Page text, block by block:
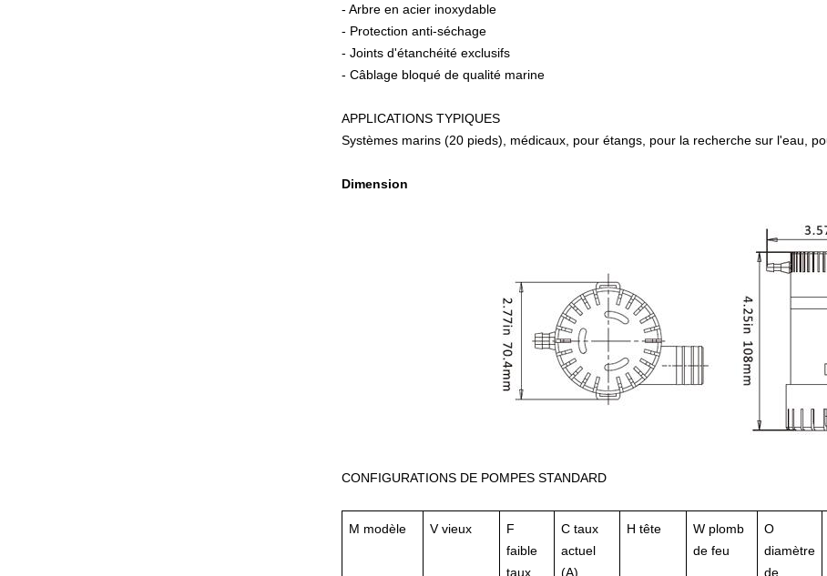
- Arbre en acier inoxydable
- Protection anti-séchage
- Joints d'étanchéité exclusifs
- Câblage bloqué de qualité marine
APPLICATIONS TYPIQUES
Systèmes marins (20 pieds), médicaux, pour étangs, pour la recherche sur l'eau,
Dimension
CONFIGURATIONS DE POMPES STANDARD
M modèle Vvieux
F
faible
taux
C taux
actuel
(A)
H tête W plomb
de feu
O
diamètre
de